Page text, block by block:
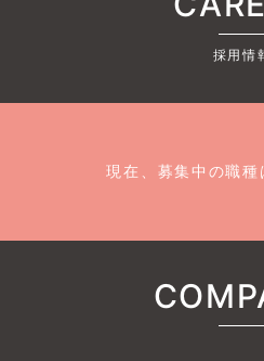
採用情
現在、募集中の職種